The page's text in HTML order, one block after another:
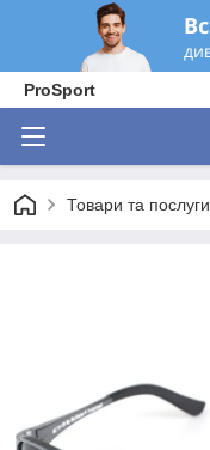
ProSport
Товари та послуги